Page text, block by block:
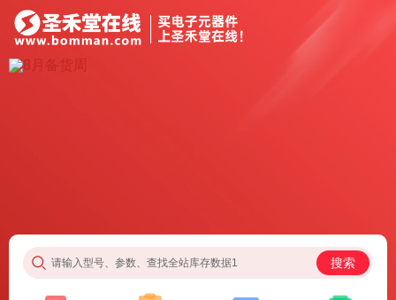
请输入型号、参数、查找全站库存数据1 搜索